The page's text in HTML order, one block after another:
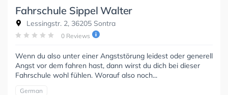
Fahrschule Sippel Walter
Lessingstr. 2, 36205 Sontra
0 Reviews
Wenn du also unter einer Angststörung leidest oder generell
Angst vor dem fahren hast, dann wirst du dich bei dieser
Fahrschule wohl fühlen. Worauf also noch...
German